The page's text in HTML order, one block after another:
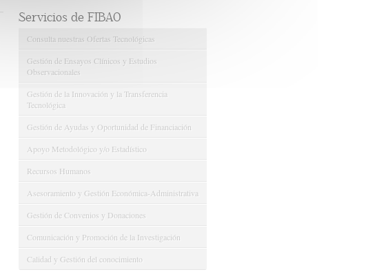
Servicios de FIBAO
Consulta nuestras Ofertas Tecnológicas
Gestión de Ensayos Clínicos y Estudios
Observacionales
Gestión de la Innovación y la Transferencia
Tecnológica
Gestión de Ayudas y Oportunidad de Financiación
Apoyo Metodológico y/o Estadístico
Recursos Humanos
Asesoramiento y Gestión Económica-Administrativa
Gestión de Convenios y Donaciones
Comunicación y Promoción de la Investigación
Calidad y Gestión del conocimiento